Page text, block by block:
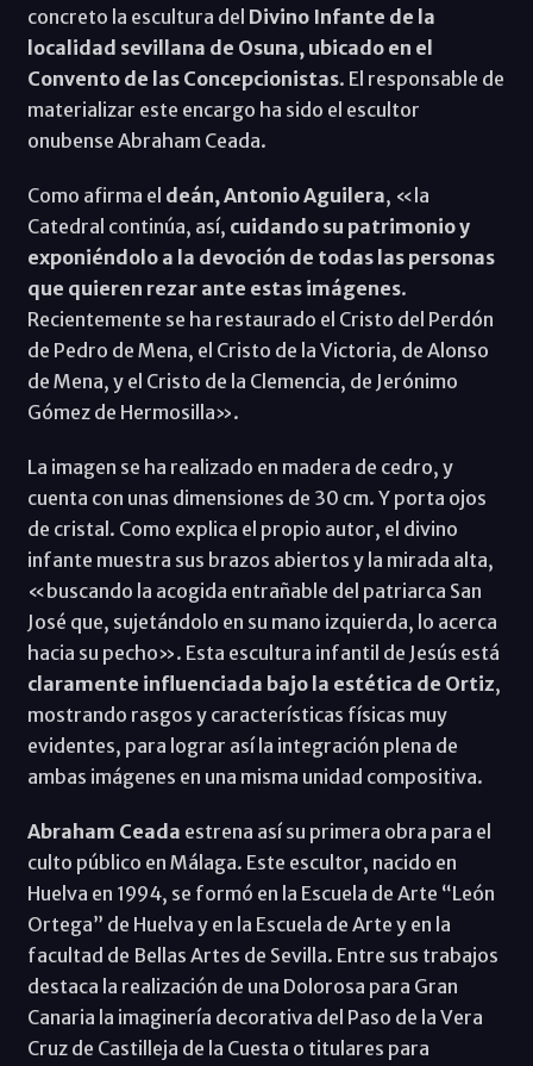
concreto la escultura del Divino Infante de la
localidad sevillana de Osuna, ubicado en el
Convento de las Concepcionistas. El responsable de
materializar este encargo ha sido el escultor
onubense Abraham Ceada.
Como afirma el deán, Antonio Aguilera, «la
Catedral continúa, así, cuidando su patrimonio y
exponiéndolo a la devoción de todas las personas
que quieren rezar ante estas imágenes.
Recientemente se ha restaurado el Cristo del Perdón
de Pedro de Mena, el Cristo de la Victoria, de Alonso
de Mena, y el Cristo de la Clemencia, de Jerónimo
Gómez de Hermosilla».
La imagen se ha realizado en madera de cedro, y
cuenta con unas dimensiones de 30 cm. Y porta ojos
de cristal. Como explica el propio autor, el divino
infante muestra sus brazos abiertos y la mirada alta,
«buscando la acogida entrañable del patriarca San
José que, sujetándolo en su mano izquierda, lo acerca
hacia su pecho». Esta escultura infantil de Jesús está
claramente influenciada bajo la estética de Ortiz,
mostrando rasgos y características físicas muy
evidentes, para lograr así la integración plena de
ambas imágenes en una misma unidad compositiva.
Abraham Ceada estrena así su primera obra para el
culto público en Málaga. Este escultor, nacido en
Huelva en 1994, se formó en la Escuela de Arte “León
Ortega” de Huelva y en la Escuela de Arte y en la
facultad de Bellas Artes de Sevilla. Entre sus trabajos
destaca la realización de una Dolorosa para Gran
Canaria la imaginería decorativa del Paso de la Vera
Cruz de Castilleja de la Cuesta o titulares para